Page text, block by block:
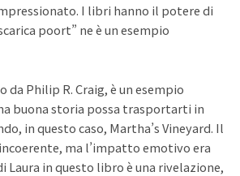
I libri hanno il potere di
poort” ne è un esempio
Philip R. Craig, è un esempio
buona storia possa trasportarti in
in questo caso, Martha’s Vineyard. Il
ma l’impatto emotivo era
Laura in questo libro è una rivelazione,